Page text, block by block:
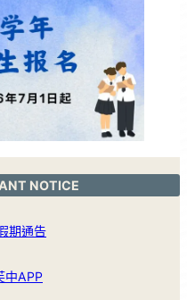
NOTICE
期通告
中APP